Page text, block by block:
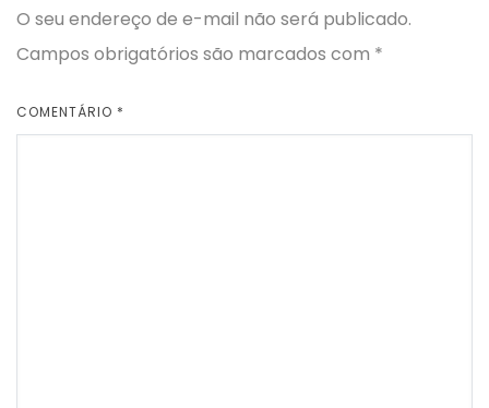
O seu endereço de e-mail não será publicado.
Campos obrigatórios são marcados com *
COMENTÁRIO *